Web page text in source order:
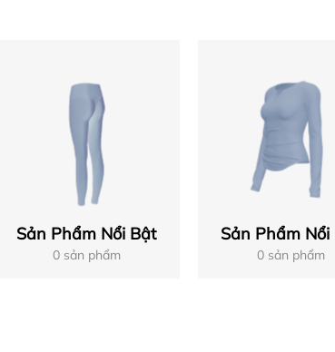
Sản Phẩm Nổi Bật
0 sản phẩm
Sản Phẩm Nổi
0 sản phẩm